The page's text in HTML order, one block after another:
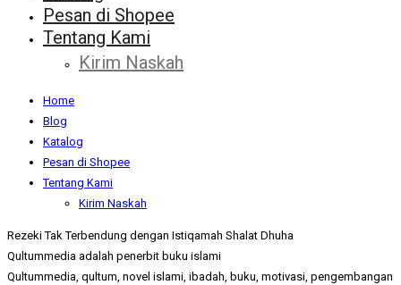
Pesan di Shopee
Tentang Kami
Kirim Naskah
Home
Blog
Katalog
Pesan di Shopee
Tentang Kami
Kirim Naskah
Rezeki Tak Terbendung dengan Istiqamah Shalat Dhuha
Qultummedia adalah penerbit buku islami
Qultummedia, qultum, novel islami, ibadah, buku, motivasi, pengembangan